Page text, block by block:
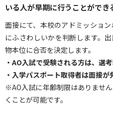
いる人が早期に行うことができ
面接にて、本校のアドミッショ
にふさわしいかを判断します。
物本位に合否を決定します。
・AO入試で受験される方は、選
・入学パスポート取得者は面接が
※AO入試に年齢制限はありませ
くことが可能です。